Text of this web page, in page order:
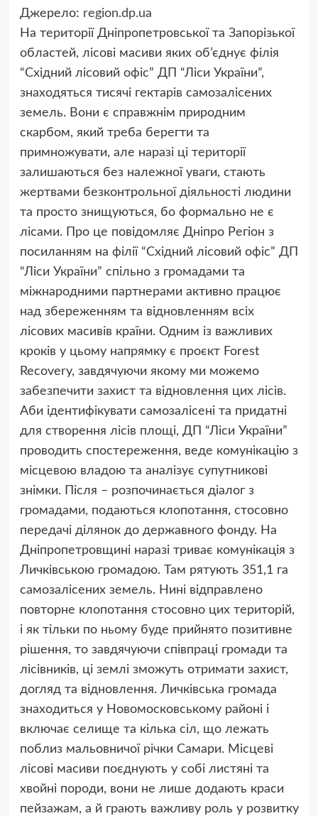
Джерело: region.dp.ua
На території Дніпропетровської та Запорізької
областей, лісові масиви яких об’єднує філія
“Східний лісовий офіс” ДП “Ліси України”,
знаходяться тисячі гектарів самозалісених
земель. Вони є справжнім природним
скарбом, який треба берегти та
примножувати, але наразі ці території
залишаються без належної уваги, стають
жертвами безконтрольної діяльності людини
та просто знищуються, бо формально не є
лісами. Про це повідомляє Дніпро Регіон з
посиланням на філії “Східний лісовий офіс” ДП
“Ліси України” спільно з громадами та
міжнародними партнерами активно працює
над збереженням та відновленням всіх
лісових масивів країни. Одним із важливих
кроків у цьому напрямку є проєкт Forest
Recovery, завдячуючи якому ми можемо
забезпечити захист та відновлення цих лісів.
Аби ідентифікувати самозалісені та придатні
для створення лісів площі, ДП “Ліси України”
проводить спостереження, веде комунікацію з
місцевою владою та аналізує супутникові
знімки. Після – розпочинається діалог з
громадами, подаються клопотання, стосовно
передачі ділянок до державного фонду. На
Дніпропетровщині наразі триває комунікація з
Личківською громадою. Там рятують 351,1 га
самозалісених земель. Нині відправлено
повторне клопотання стосовно цих територій,
і як тільки по ньому буде прийнято позитивне
рішення, то завдячуючи співпраці громади та
лісівників, ці землі зможуть отримати захист,
догляд та відновлення. Личківська громада
знаходиться у Новомосковському районі і
включає селище та кілька сіл, що лежать
поблиз мальовничої річки Самари. Місцеві
лісові масиви поєднують у собі листяні та
хвойні породи, вони не лише додають краси
пейзажам, а й грають важливу роль у розвитку